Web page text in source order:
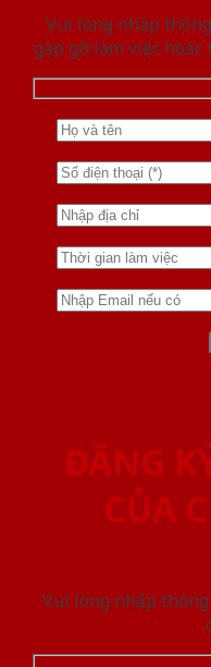
Vui lòng nhập
gặp gỡ làm việc
ĐĂNG
CỦA
Vui lòng nhập